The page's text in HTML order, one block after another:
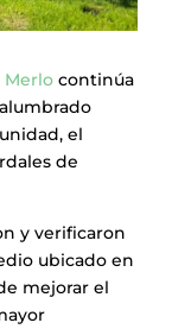
Merlocontinúa
el
de
y verificaron
ubicado en
mejorar el